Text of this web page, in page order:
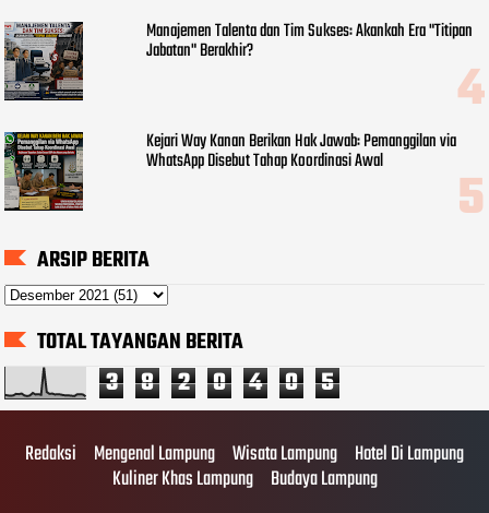
Manajemen Talenta dan Tim Sukses: Akankah Era "Titipan
Jabatan" Berakhir?
Kejari Way Kanan Berikan Hak Jawab: Pemanggilan via
WhatsApp Disebut Tahap Koordinasi Awal
ARSIP BERITA
TOTAL TAYANGAN BERITA
3 8 2 0 4 0 5
Redaksi Mengenal Lampung Wisata Lampung Hotel Di Lampung
Kuliner Khas Lampung Budaya Lampung